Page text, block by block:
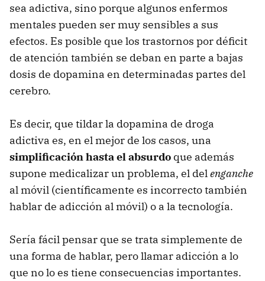
sea adictiva, sino porque algunos enfermos
mentales pueden ser muy sensibles a sus
efectos. Es posible que los trastornos por déficit
de atención también se deban en parte a bajas
dosis de dopamina en determinadas partes del
cerebro.
Es decir, que tildar la dopamina de droga
adictiva es, en el mejor de los casos, una
simplificación hasta el absurdo que además
supone medicalizar un problema, el delenganche
al móvil (científicamente es incorrecto también
hablar de adicción al móvil) o a la tecnología.
Sería fácil pensar que se trata simplemente de
una forma de hablar, pero llamar adicción a lo
que no lo es tiene consecuencias importantes.